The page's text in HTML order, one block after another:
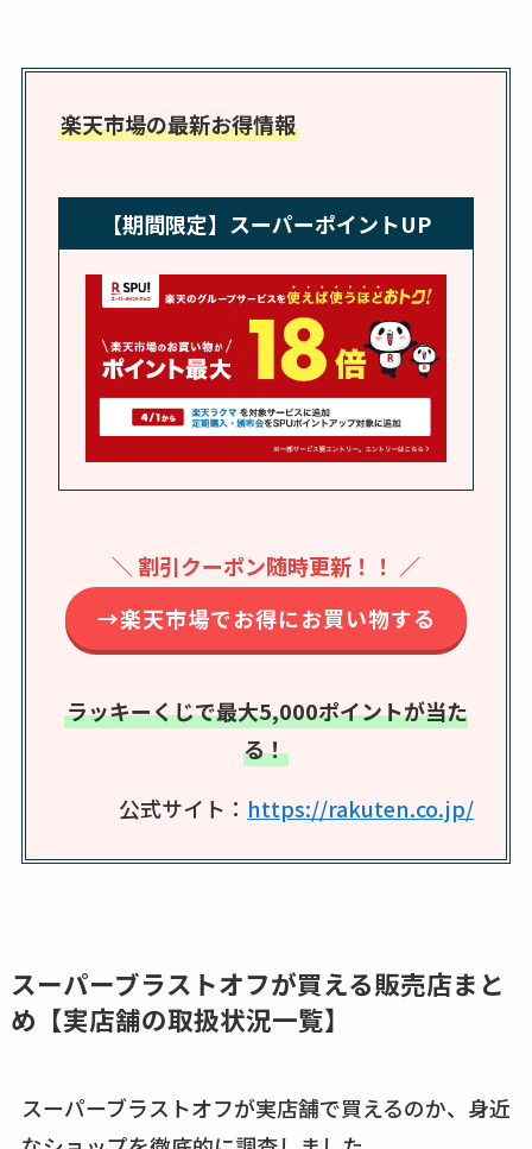
アクアテクトゲルが
こ？楽天・amazonで
れの口コミも調査
しまむら布団セット
の料金は？セール・
半額になるのはい
つ？激安販売店・通
販も調査
karseellはどこで売っ
売店も調査
エッセンシャルフラ
ットが廃盤？なぜ？
売ってない？どこで
売ってるか・代替品
など解説
ビタクラフトのウル
キーピング販売終了
理由はなぜ？売って
は？代わりの代用品
も調査
楽天市場の最新お得情報
【期間限定】スーパーポイントUP
＼ 割引クーポン随時更新！！ ／
→楽天市場でお得にお買い物する
ラッキーくじで最大5,000ポイントが当た
る！
公式サイト： https://rakuten.co.jp/
スーパーブラストオフが買える販売店まと
め【実店舗の取扱状況一覧】
スーパーブラストオフが実店舗で買えるのか、身近